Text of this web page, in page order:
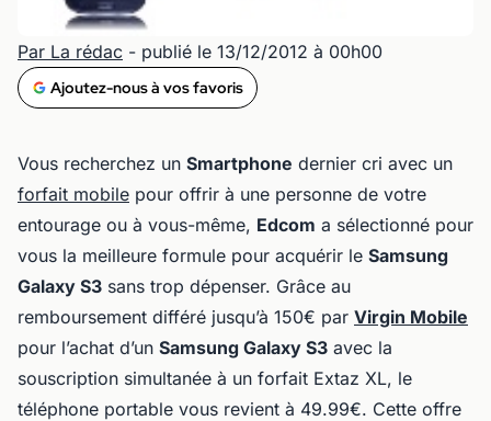
Par La rédac - publié le 13/12/2012 à 00h00
Ajoutez-nous à vos favoris
Vous recherchez un Smartphone dernier cri avec un
forfait mobile pour offrir à une personne de votre
entourage ou à vous-même, Edcom a sélectionné pour
vous la meilleure formule pour acquérir le Samsung
Galaxy S3 sans trop dépenser. Grâce au
remboursement différé jusqu’à 150€ par Virgin Mobile
pour l’achat d’un Samsung Galaxy S3 avec la
souscription simultanée à un forfait Extaz XL, le
téléphone portable vous revient à 49.99€. Cette offre